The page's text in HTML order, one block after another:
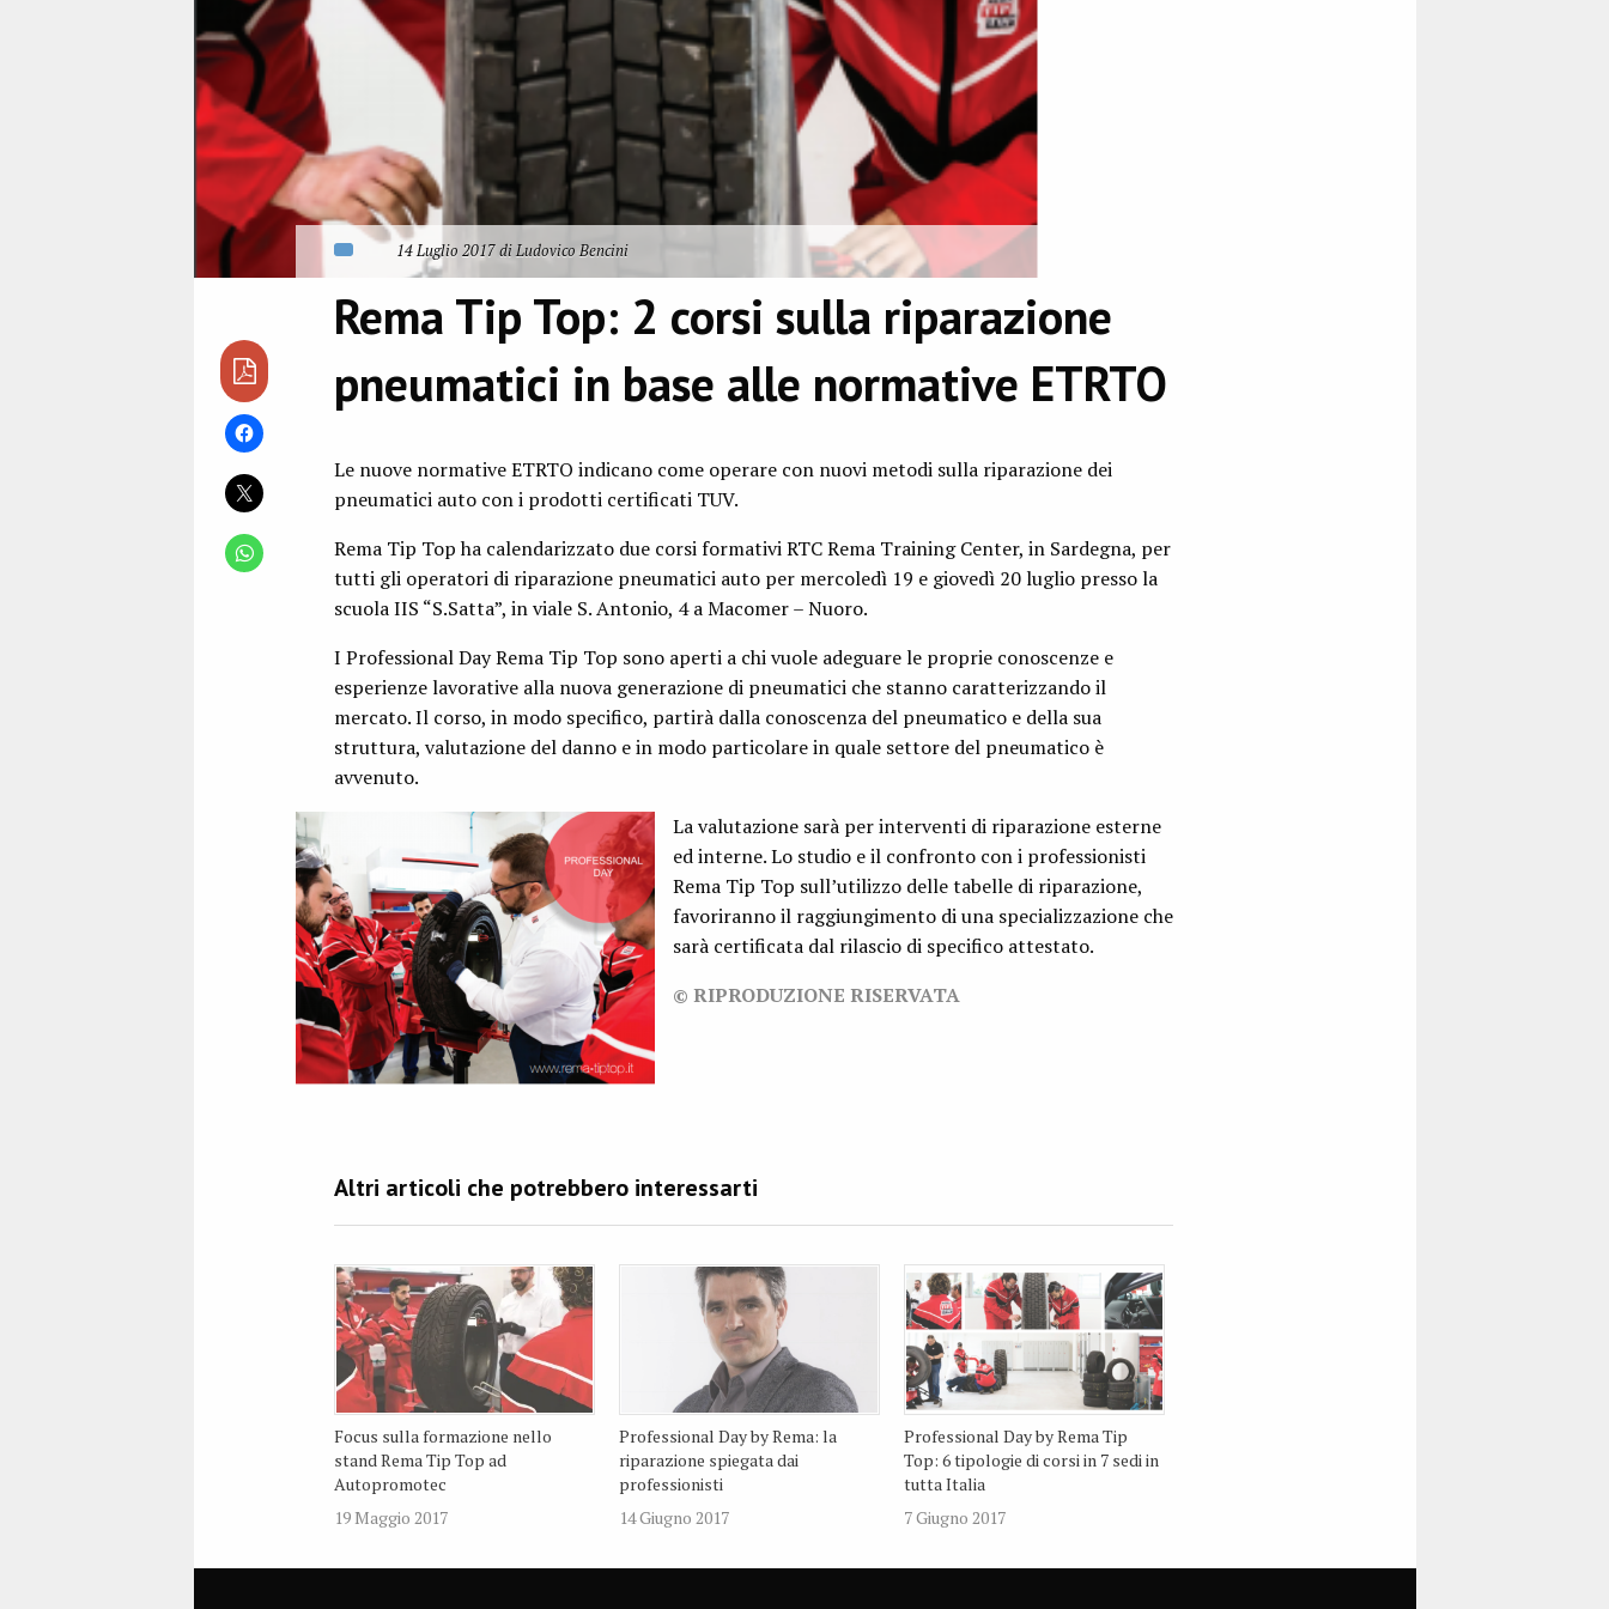
14 Luglio 2017 di Ludovico Bencini
Rema Tip Top: 2 corsi sulla riparazione
pneumatici in base alle normative ETRTO
Le nuove normative ETRTO indicano come operare con nuovi metodi sulla riparazione dei
pneumatici auto con i prodotti certificati TUV.
Rema Tip Top ha calendarizzato due corsi formativi RTC Rema Training Center, in Sardegna, per
tutti gli operatori di riparazione pneumatici auto per mercoledì 19 e giovedì 20 luglio presso la
scuola IIS “S.Satta”, in viale S. Antonio, 4 a Macomer – Nuoro.
I Professional Day Rema Tip Top sono aperti a chi vuole adeguare le proprie conoscenze e
esperienze lavorative alla nuova generazione di pneumatici che stanno caratterizzando il
mercato. Il corso, in modo specifico, partirà dalla conoscenza del pneumatico e della sua
struttura, valutazione del danno e in modo particolare in quale settore del pneumatico è
avvenuto.
La valutazione sarà per interventi di riparazione esterne
ed interne. Lo studio e il confronto con i professionisti
Rema Tip Top sull’utilizzo delle tabelle di riparazione,
favoriranno il raggiungimento di una specializzazione che
sarà certificata dal rilascio di specifico attestato.
© RIPRODUZIONE RISERVATA
Focus sulla formazione nello
stand Rema Tip Top ad
Autopromotec
19 Maggio 2017
Professional Day by Rema: la
riparazione spiegata dai
professionisti
14 Giugno 2017
Professional Day by Rema Tip
Top: 6 tipologie di corsi in 7 sedi in
tutta Italia
7 Giugno 2017